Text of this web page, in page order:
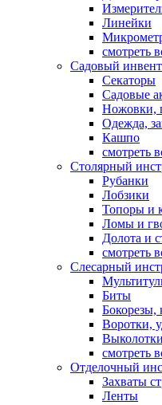
Линейки
смотреть
Садовый
Секаторы
Садовые
Ножовки,
Одежда,
Кашпо
смотреть
Столярный
Рубанки
Лобзики
Топоры и
Ломы и
Долота и
смотреть
Слесарный
Биты
Бокорезы,
Воротки,
Выколотки
смотреть
Отделочный
Захваты
Ленты